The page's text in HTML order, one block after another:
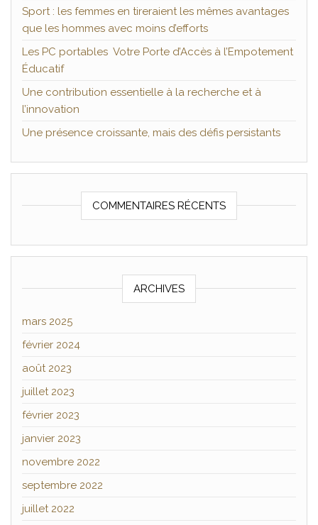
Sport : les femmes en tireraient les mêmes avantages
que les hommes avec moins d’efforts
Les PC portables Votre Porte d’Accès à l’Empotement
Éducatif
Une contribution essentielle à la recherche et à
l’innovation
Une présence croissante, mais des défis persistants
COMMENTAIRES RÉCENTS
ARCHIVES
mars 2025
février 2024
août 2023
juillet 2023
février 2023
janvier 2023
novembre 2022
septembre 2022
juillet 2022